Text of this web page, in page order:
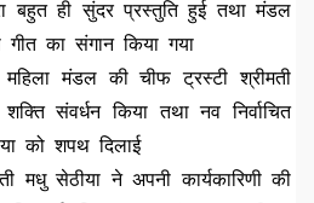
बहुत ही सुंदर प्रस्तुति हुई तथा मंडल
गीत का संगान किया गया
मंडल की चीफ ट्रस्टी श्रीमती
संवर्धन किया तथा नव निर्वाचित
को शपथ दिलाई
मधु सेठीया ने अपनी कार्यकारिणी की